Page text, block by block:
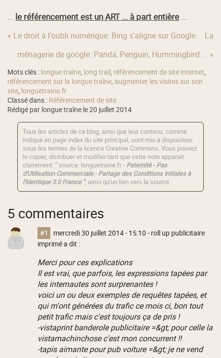
... le référencement est un ART ... à part entière ...
« Le droit à l'oubli numérique: Bing s'aligne sur Google . La
ménagerie de google: Panda, Penguin, Hummingbird ... »
Mots clés : longue traîne long trail référencement de site internet
référencement sur la longue traîne augmenter les visites sur son
site longuetraine.fr
Classé dans : Référencement de site
Rédigé par longue traîne le 20 juillet 2014
Tous les articles de ce blog, ainsi que leur contenu, comme
indiqué en page index du site principal, sont mis à disposition
sous les termes de la licence Creative Commons. Vous pouvez
le copier, distribuer et modifier tant que cette note apparaît
clairement. " source: longuetraine.fr - Paternité - Pas
d'Utilisation Commerciale - Partage des Conditions Initiales à
l'Identique 3.0 France ", ainsi qu'un lien vers la source .
5 commentaires
#1 mercredi 30 juillet 2014 - 15:10 - roll up publicitaire
imprimé a dit :
Merci pour ces explications
Il est vrai, que parfois, les expressions tapées par
les internautes sont surprenantes !
voici un ou deux exemples de requêtes tapées, et
qui m'ont générées du trafic ce mois ci, bon tout
petit trafic mais c'est toujours ça de pris !
-vistaprint banderole publicitaire =&gt; pour celle la
vistamachinchose c'est mon concurrent !!
-tapis aimante pour pub voiture =&gt; je ne vend